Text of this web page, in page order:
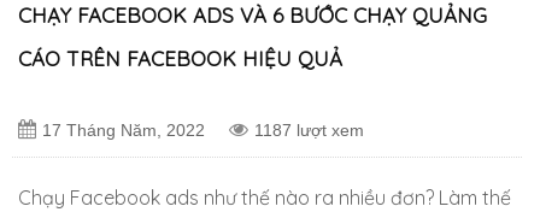
CHẠY FACEBOOK ADS VÀ 6 BƯỚC CHẠY QUẢNG
CÁO TRÊN FACEBOOK HIỆU QUẢ
17 Tháng Năm, 2022 1187 lượt xem
Chạy Facebook ads như thế nào ra nhiều đơn? Làm thế